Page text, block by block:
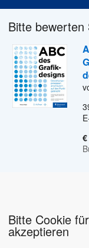
Bitte bewerten
Bitte Cookie
akzeptieren